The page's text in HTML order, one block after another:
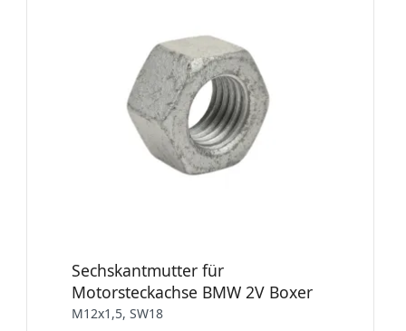
Sechskantmutter für
Motorsteckachse BMW 2V Boxer
M12x1,5, SW18